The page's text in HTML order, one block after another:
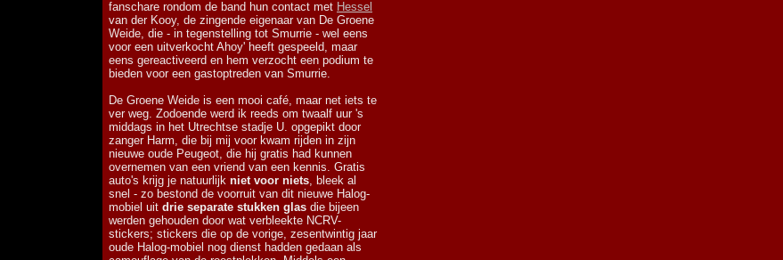
fanschare rondom de band hun contact met Hessel
van der Kooy, de zingende eigenaar van De Groene
Weide, die - in tegenstelling tot Smurrie - wel eens
voor een uitverkocht Ahoy' heeft gespeeld, maar
eens gereactiveerd en hem verzocht een podium te
bieden voor een gastoptreden van Smurrie.
De Groene Weide is een mooi café, maar net iets te
ver weg. Zodoende werd ik reeds om twaalf uur 's
middags in het Utrechtse stadje U. opgepikt door
zanger Harm, die bij mij voor kwam rijden in zijn
nieuwe oude Peugeot, die hij gratis had kunnen
overnemen van een vriend van een kennis. Gratis
auto's krijg je natuurlijk niet voor niets, bleek al
snel - zo bestond de voorruit van dit nieuwe Halog-
mobiel uit drie separate stukken glas die bijeen
werden gehouden door wat verbleekte NCRV-
stickers; stickers die op de vorige, zesentwintig jaar
oude Halog-mobiel nog dienst hadden gedaan als